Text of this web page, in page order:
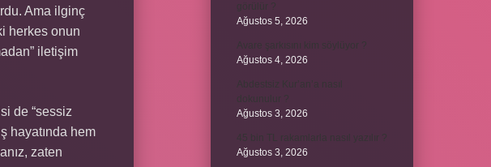
Ama ilginç
herkes onun
iletişim
de “sessiz
hayatında hem
zaten
görülür ?
Ağustos 5, 2026
Avare şarkısını kim söylüyor ?
Ağustos 4, 2026
Abdestsiz Kur’an’a nasıl
dokunulur ?
Ağustos 3, 2026
45 bin TL rakamlarla nasıl yazılır ?
Ağustos 3, 2026